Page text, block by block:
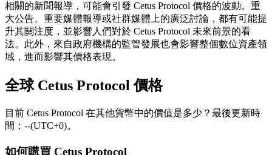
相關的新聞報導，可能會引發 Cetus Protocol 價格的波動。重
大公告、重要媒體報導或社群媒體上的廣泛討論，都有可能提
升其關注度，並影響人們對於 Cetus Protocol 未來前景的看
法。此外，來自政府機構的監管發展也會影響整個數位資產領
域，進而影響其價格表現。
全球 Cetus Protocol 價格
目前 Cetus Protocol 在其他貨幣中的價值是多少？最後更新時
間：--(UTC+0)。
如何購買 Cetus Protocol